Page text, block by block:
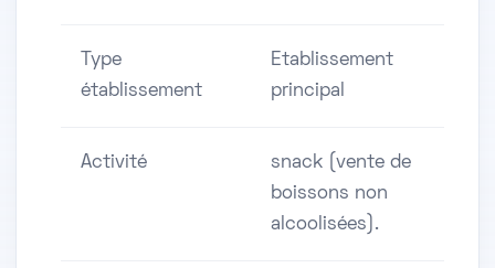
Type
établissement
Etablissement
principal
Activité
snack (vente de
boissons non
alcoolisées).